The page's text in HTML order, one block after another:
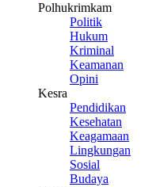
Polhukrimkam
Politik
Hukum
Kriminal
Keamanan
Opini
Kesra
Pendidikan
Kesehatan
Keagamaan
Lingkungan
Sosial
Budaya